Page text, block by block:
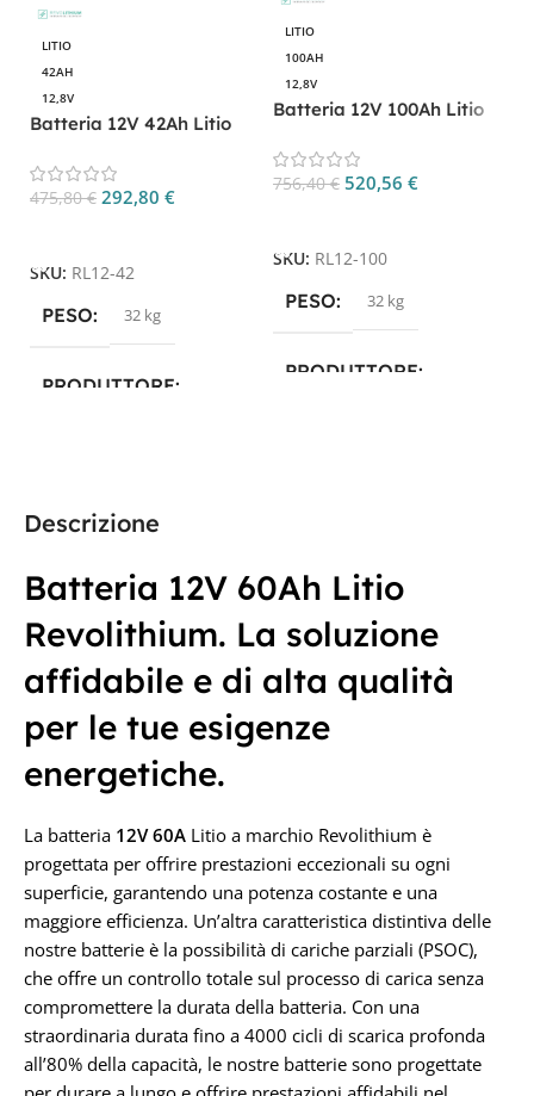
Descrizione
Batteria 12V 60Ah Litio
Revolithium. La soluzione
affidabile e di alta qualità
per le tue esigenze
energetiche.
La batteria 12V 60A Litio a marchio Revolithium è
progettata per offrire prestazioni eccezionali su ogni
superficie, garantendo una potenza costante e una
maggiore efficienza. Un’altra caratteristica distintiva delle
nostre batterie è la possibilità di cariche parziali (PSOC),
che offre un controllo totale sul processo di carica senza
compromettere la durata della batteria. Con una
straordinaria durata fino a 4000 cicli di scarica profonda
all’80% della capacità, le nostre batterie sono progettate
LITIO
42AH
12,8V
Batteria 12V 42Ah Litio
475,80€ 292,80 €
SKU: RL12-42
PESO 32 kg
PRODUTTORE
TECNOLOGIA
CAPACITÀ IN AH
42Ah
TENSIONE IN VOLT
12,8V
LITIO
100AH
12,8V
Batteria 12V 100Ah Litio
756,40€ 520,56 €
SKU: RL12-100
PESO 32 kg
PRODUTTORE
CAPACITÀ IN AH
100AH
TENSIONE IN VOLT